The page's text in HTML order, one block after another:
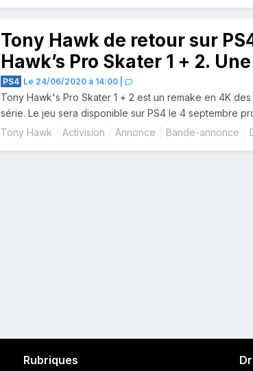
Tony Hawk de retour sur
Hawk’s Pro Skater 1 + 2.
prévue
PS4 Le 24/06/2020 à 14:00
Tony Hawk's Pro Skater 1 + 2 est un remake en 4K
série. Le jeu sera disponible sur PS4 le 4 septembre
Tony Hawk
Activision Annonce Bande-annonce
Rubriques